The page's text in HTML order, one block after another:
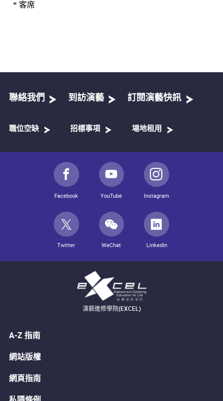
* 客席
聯絡我們 到訪演藝 訂閱演藝快訊
職位空缺 招標事項 場地租用
Facebook YouTube Instagram
Twitter WeChat LinkedIn
演藝進修學院(EXCEL)
A-Z 指南
網站版權
網頁指南